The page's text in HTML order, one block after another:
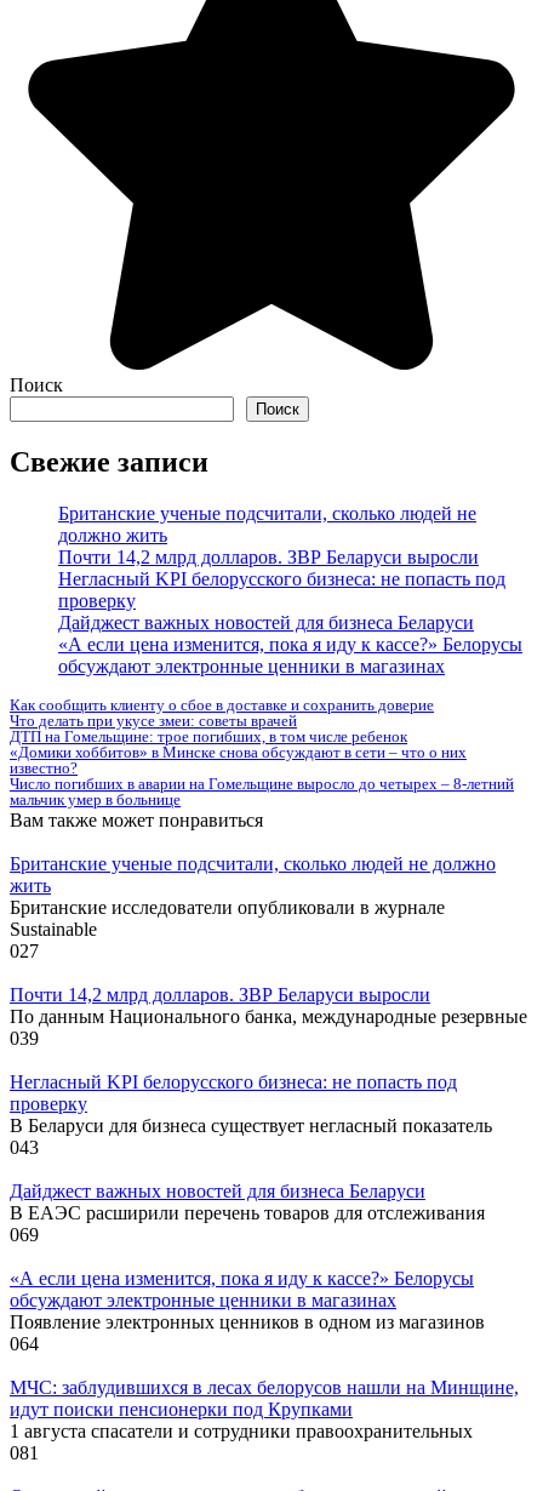
Поиск
Поиск
Свежие записи
Британские ученые подсчитали, сколько людей не
должно жить
Почти 14,2 млрд долларов. ЗВР Беларуси выросли
Негласный KPI белорусского бизнеса: не попасть под
проверку
Дайджест важных новостей для бизнеса Беларуси
«А если цена изменится, пока я иду к кассе?» Белорусы
обсуждают электронные ценники в магазинах
Как сообщить клиенту о сбое в доставке и сохранить доверие
Что делать при укусе змеи: советы врачей
ДТП на Гомельщине: трое погибших, в том числе ребенок
«Домики хоббитов» в Минске снова обсуждают в сети – что о них
известно?
Число погибших в аварии на Гомельщине выросло до четырех – 8-летний
мальчик умер в больнице
Вам также может понравиться
Британские ученые подсчитали, сколько людей не должно
жить
Британские исследователи опубликовали в журнале
Sustainable
027
Почти 14,2 млрд долларов. ЗВР Беларуси выросли
По данным Национального банка, международные резервные
039
Негласный KPI белорусского бизнеса: не попасть под
проверку
В Беларуси для бизнеса существует негласный показатель
043
Дайджест важных новостей для бизнеса Беларуси
В ЕАЭС расширили перечень товаров для отслеживания
069
«А если цена изменится, пока я иду к кассе?» Белорусы
обсуждают электронные ценники в магазинах
Появление электронных ценников в одном из магазинов
064
МЧС: заблудившихся в лесах белорусов нашли на Минщине,
идут поиски пенсионерки под Крупками
1 августа спасатели и сотрудники правоохранительных
081